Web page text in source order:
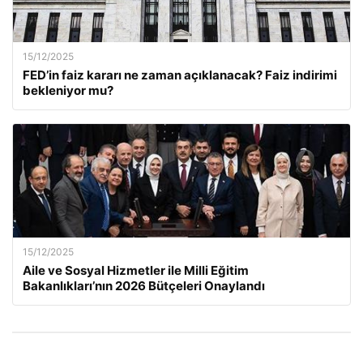
15/12/2025
FED’in faiz kararı ne zaman açıklanacak? Faiz indirimi
bekleniyor mu?
15/12/2025
Aile ve Sosyal Hizmetler ile Milli Eğitim
Bakanlıkları’nın 2026 Bütçeleri Onaylandı